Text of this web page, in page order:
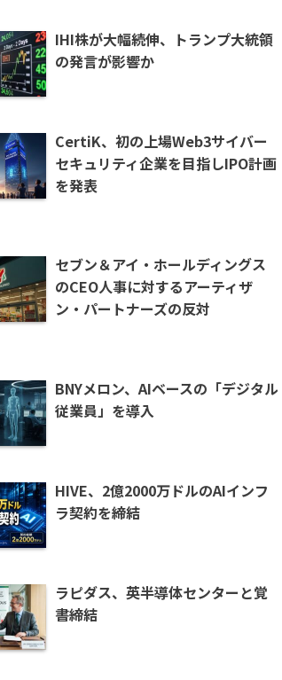
IHI株が大幅続伸、トランプ大統領
の発言が影響か
CertiK、初の上場Web3サイバー
セキュリティ企業を目指しIPO計画
を発表
セブン＆アイ・ホールディングス
のCEO人事に対するアーティザ
ン・パートナーズの反対
BNYメロン、AIベースの「デジタル
従業員」を導入
HIVE、2億2000万ドルのAIインフ
ラ契約を締結
ラピダス、英半導体センターと覚
書締結